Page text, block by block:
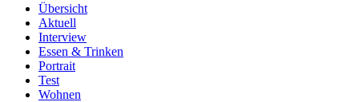
Übersicht
Aktuell
Interview
Essen & Trinken
Portrait
Test
Wohnen